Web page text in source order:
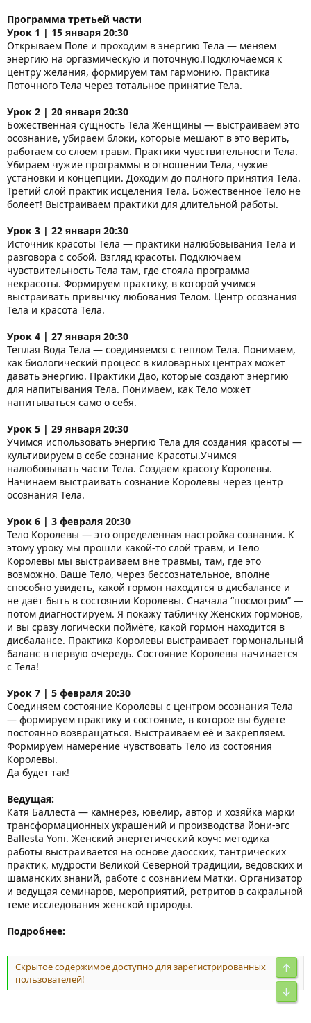
Программа третьей части
Урок 1 | 15 января 20:30
Открываем Поле и проходим в энергию Тела — меняем
энергию на оргазмическую и поточную.Подключаемся к
центру желания, формируем там гармонию. Практика
Поточного Тела через тотальное принятие Тела.
Урок 2 | 20 января 20:30
Божественная сущность Тела Женщины — выстраиваем это
осознание, убираем блоки, которые мешают в это верить,
работаем со слоем травм. Практики чувствительности Тела.
Убираем чужие программы в отношении Тела, чужие
установки и концепции. Доходим до полного принятия Тела.
Третий слой практик исцеления Тела. Божественное Тело не
болеет! Выстраиваем практики для длительной работы.
Урок 3 | 22 января 20:30
Источник красоты Тела — практики налюбовывания Тела и
разговора с собой. Взгляд красоты. Подключаем
чувствительность Тела там, где стояла программа
некрасоты. Формируем практику, в которой учимся
выстраивать привычку любования Телом. Центр осознания
Тела и красота Тела.
Урок 4 | 27 января 20:30
Тёплая Вода Тела — соединяемся с теплом Тела. Понимаем,
как биологический процесс в киловарных центрах может
давать энергию. Практики Дао, которые создают энергию
для напитывания Тела. Понимаем, как Тело может
напитываться само о себя.
Урок 5 | 29 января 20:30
Учимся использовать энергию Тела для создания красоты —
культивируем в себе сознание Красоты.Учимся
налюбовывать части Тела. Создаём красоту Королевы.
Начинаем выстраивать сознание Королевы через центр
осознания Тела.
Урок 6 | 3 февраля 20:30
Тело Королевы — это определённая настройка сознания. К
этому уроку мы прошли какой-то слой травм, и Тело
Королевы мы выстраиваем вне травмы, там, где это
возможно. Ваше Тело, через бессознательное, вполне
способно увидеть, какой гормон находится в дисбалансе и
не даёт быть в состоянии Королевы. Сначала “посмотрим” —
потом диагностируем. Я покажу табличку Женских гормонов,
и вы сразу логически поймёте, какой гормон находится в
дисбалансе. Практика Королевы выстраивает гормональный
баланс в первую очередь. Состояние Королевы начинается
с Тела!
Урок 7 | 5 февраля 20:30
Соединяем состояние Королевы с центром осознания Тела
— формируем практику и состояние, в которое вы будете
постоянно возвращаться. Выстраиваем её и закрепляем.
Формируем намерение чувствовать Тело из состояния
Королевы.
Да будет так!
Ведущая:
Катя Баллеста — камнерез, ювелир, автор и хозяйка марки
трансформационных украшений и производства йони-эгс
Ballesta Yoni. Женский энергетический коуч: методика
работы выстраивается на основе даосских, тантрических
практик, мудрости Великой Северной традиции, ведовских и
шаманских знаний, работе с сознанием Матки. Организатор
и ведущая семинаров, мероприятий, ретритов в сакральной
теме исследования женской природы.
Подробнее:
Скрытое содержимое доступно для зарегистрированных
пользователей!